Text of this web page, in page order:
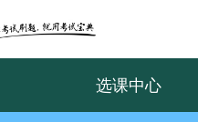
选课中心